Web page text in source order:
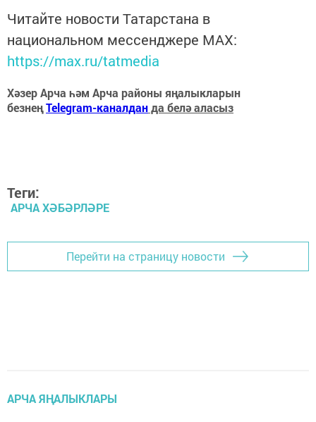
Читайте новости Татарстана в
национальном мессенджере MАХ:
https://max.ru/tatmedia
Хәзер Арча һәм Арча районы яңалыкларын
безнеңTelegram-каналданда белә аласыз
Теги:
АРЧА ХӘБӘРЛӘРЕ
Перейти на страницу новости
АРЧА ЯҢАЛЫКЛАРЫ